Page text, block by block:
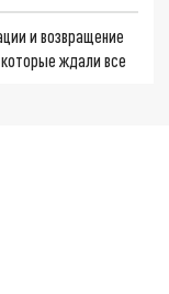
и возвращение
ждали все